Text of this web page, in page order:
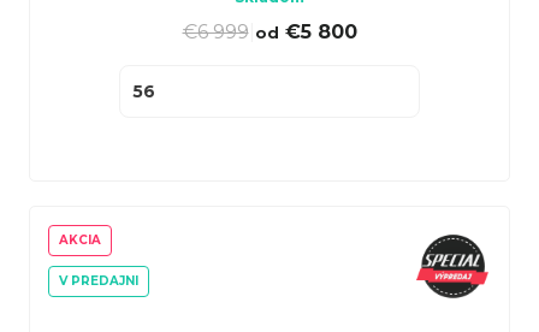
€6 999| od €5 800
56
AKCIA
V PREDAJNI